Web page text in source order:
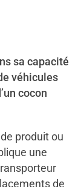
sa capacité
véhicules
cocon
produit ou
une
de